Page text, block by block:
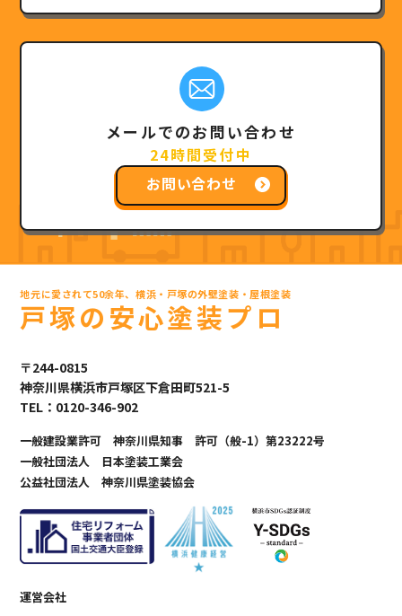
メールでのお問い合わせ
24時間受付中
お問い合わせ
地元に愛されて50余年、横浜・戸塚の外壁塗装・屋根塗装
戸塚の安心塗装プロ
〒244-0815
神奈川県横浜市戸塚区下倉田町521-5
TEL：0120-346-902
一般建設業許可 神奈川県知事 許可（般-1）第23222号
一般社団法人 日本塗装工業会
公益社団法人 神奈川県塗装協会
運営会社